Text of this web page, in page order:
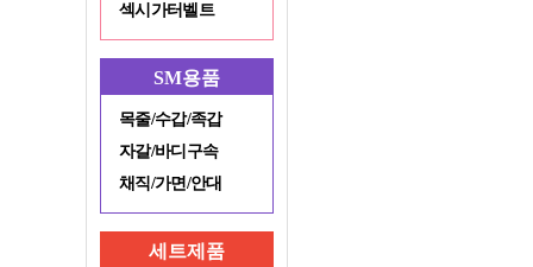
섹시가터벨트
SM용품
목줄/수갑/족갑
자갈/바디구속
채직/가면/안대
세트제품